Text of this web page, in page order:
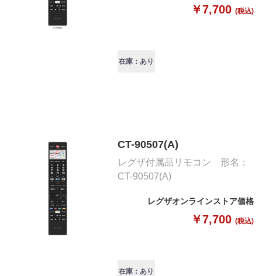
￥7,700 (税込)
在庫：あり
CT-90507(A)
レグザ付属品リモコン 形名：
CT-90507(A)
レグザオンラインストア価格
￥7,700 (税込)
在庫：あり